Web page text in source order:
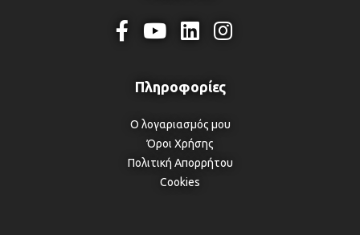
Ο λογαριασμός μου
Όροι Χρήσης
Πολιτική Απορρήτου
Cookies